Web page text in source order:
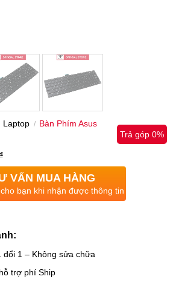
Laptop / Bàn Phím Asus
Trả góp 0%
VẤN MUA HÀNG
bạn khi nhận được thông tin
đổi 1 – Không sửa chữa
trợ phí Ship